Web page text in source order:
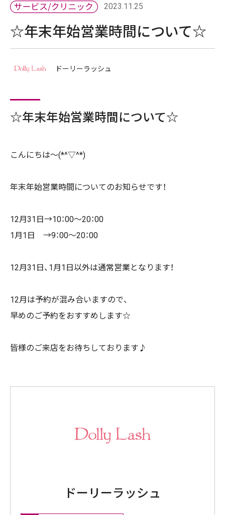
2023.11.25
☆年末年始営業時間について☆
ドーリーラッシュ
☆年末年始営業時間について☆
こんにちは～(*^▽^*)
年末年始営業時間についてのお知らせです！
12月31日→10：00～20：00
1月1日 →9：00～20：00
12月31日、1月1日以外は通常営業となります！
12月は予約が混み合いますので、
早めのご予約をおすすめします☆
皆様のご来店をお待ちしております♪
ドーリーラッシュ